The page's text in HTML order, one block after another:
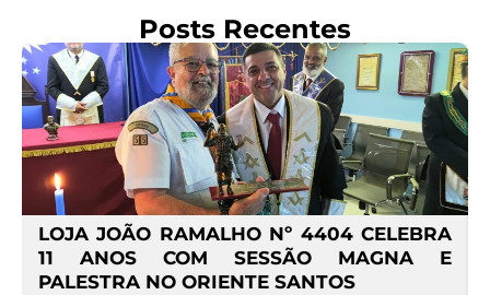
Posts Recentes
LOJA JOÃO RAMALHO Nº 4404 CELEBRA
11 ANOS COM SESSÃO MAGNA E
PALESTRA NO ORIENTE SANTOS